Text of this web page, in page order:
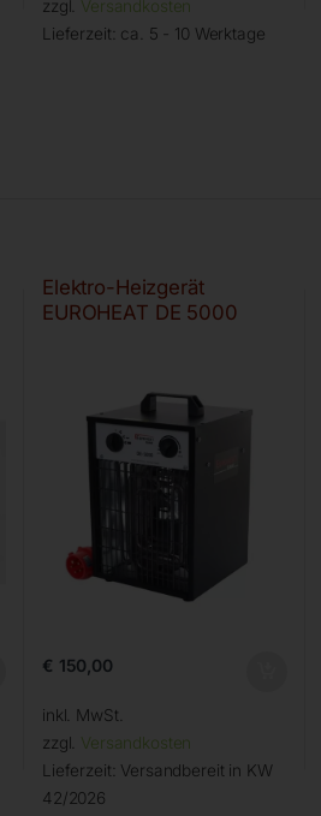
zzgl. Versandkosten
Lieferzeit: ca. 5 - 10 Werktage
Elektro-Heizgerät
EUROHEAT DE 5000
€ 150,00
inkl. MwSt.
zzgl. Versandkosten
Lieferzeit: Versandbereit in KW
42/2026